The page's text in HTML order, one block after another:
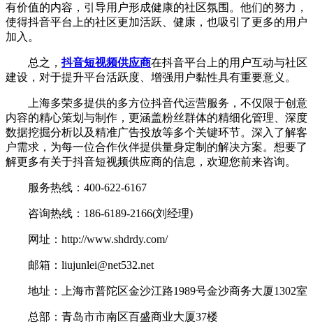
有价值的内容，引导用户形成健康的社区氛围。他们的努力，
使得抖音平台上的社区更加活跃、健康，也吸引了更多的用户
加入。
总之，抖音短视频供应商在抖音平台上的用户互动与社区
建设，对于提升平台活跃度、增强用户黏性具有重要意义。
上海多荣多提供的多方位抖音代运营服务，不仅限于创意
内容的精心策划与制作，更涵盖粉丝群体的精细化管理、深度
数据挖掘分析以及精准广告投放等多个关键环节。深入了解客
户需求，为每一位合作伙伴提供量身定制的解决方案。想要了
解更多有关于抖音短视频供应商的信息，欢迎您前来咨询。
服务热线：400-622-6167
咨询热线：186-6189-2166(刘经理)
网址：http://www.shdrdy.com/
邮箱：liujunlei@net532.net
地址：上海市普陀区金沙江路1989号金沙商务大厦1302室
总部：青岛市市南区百盛商业大厦37楼